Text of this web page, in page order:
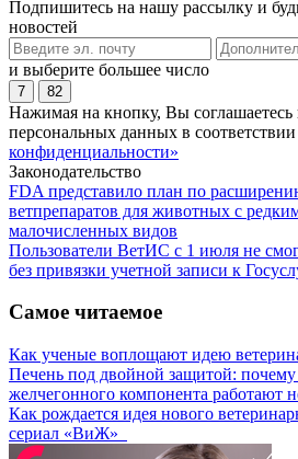
Подпишитесь на нашу рассылку и
новостей
и выберите большее число
7 82
Нажимая на кнопку, Вы соглашаетесь
персональных данных в соответствии
конфиденциальности»
Законодательство
FDA представило план по
ветпрепаратов для животных с
малочисленных видов
Пользователи ВетИС с 1 июля не
без привязки учетной записи к
Самое читаемое
Как ученые воплощают идею
Печень под двойной защитой: почему
желчегонного компонента работают
Как рождается идея нового
сериал «ВиЖ»